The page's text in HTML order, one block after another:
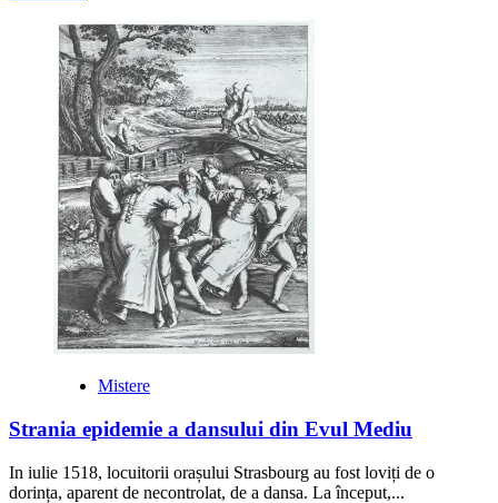
about
Fantomele
din
Amityville
Mistere
Strania epidemie a dansului din Evul Mediu
In iulie 1518, locuitorii orașului Strasbourg au fost loviți de o
dorința, aparent de necontrolat, de a dansa. La început,...